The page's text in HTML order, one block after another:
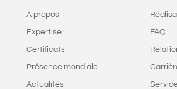
À propos
Expertise
Certificats
Présence mondiale
Actualités
FAQ